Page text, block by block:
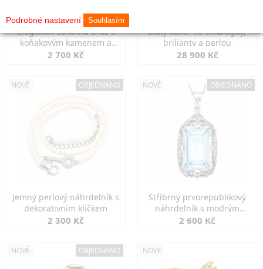
Elegantní stříbrná brož s
koňakovým kamenem a
markazity
2 700 Kč
Zlatý kolier se smaragdy,
brilianty a perlou
28 900 Kč
NOVÉ OBJEDNÁNO
Jemný perlový náhrdelník s
dekorativním klíčkem
2 300 Kč
NOVÉ OBJEDNÁNO
Stříbrný prvorepublikový
náhrdelník s modrým
spinelem
2 600 Kč
NOVÉ OBJEDNÁNO NOVÉ
Podrobné nastavení Souhlasím